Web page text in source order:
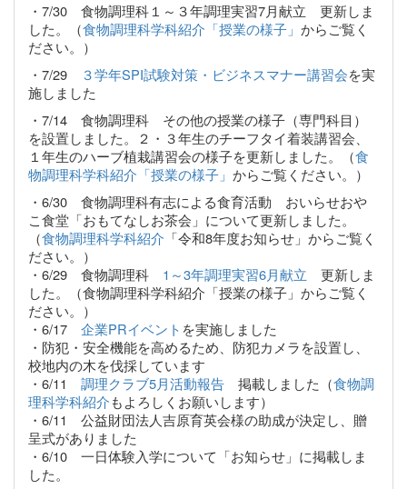
・7/30 食物調理科１～３年調理実習7月献立 更新しま
した。（食物調理科学科紹介「授業の様子」 からご覧く
ださい。）
・7/29
３学年SPI試験対策・ビジネスマナー講習会を実
施しました
・7/14 食物調理科 その他の授業の様子（専門科目）
を設置しました。２・３年生のチーフタイ着装講習会、
１年生のハーブ植栽講習会の様子を更新しました。（食
物調理科学科紹介「授業の様子」 からご覧ください。）
・6/30 食物調理科有志による食育活動 おいらせおや
こ食堂「おもてなしお茶会」について更新しました。
（食物調理科学科紹介 「令和8年度お知らせ」からご覧く
ださい。）
・6/29 食物調理科 1～3年調理実習6月献立 更新しま
した。（食物調理科学科紹介「授業の様子」からご覧く
ださい。）
・6/17 企業PRイベント を実施しました
・防犯・安全機能を高めるため、防犯カメラを設置し、
校地内の木を伐採しています
・6/11 調理クラブ5月活動報告 掲載しました（食物調
理科学科紹介もよろしくお願いします）
・6/11 公益財団法人吉原育英会様の助成が決定し、贈
呈式がありました
・6/10 一日体験入学について「お知らせ」に掲載しま
した。